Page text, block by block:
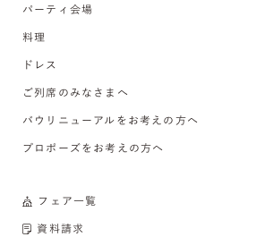
パーティ会場
料理
ドレス
ご列席のみなさまへ
バウリニューアルをお考えの方へ
プロポーズをお考えの方へ
フェア一覧
資料請求